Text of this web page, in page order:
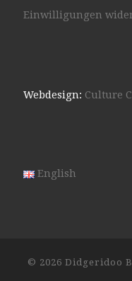
Einwilligungen
Webdesign: Culture
English
© 2026 Didgeridoo